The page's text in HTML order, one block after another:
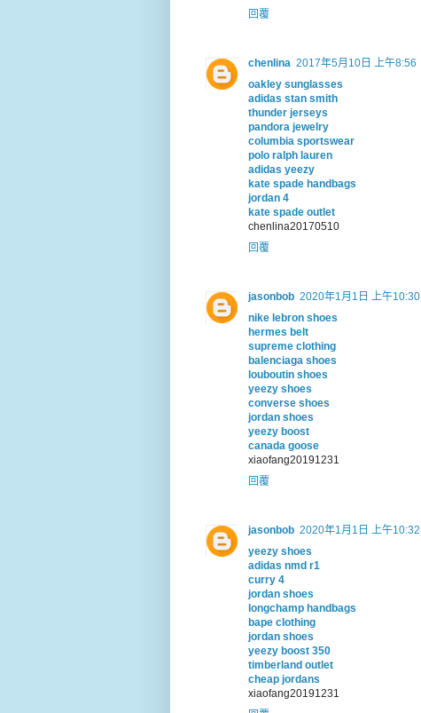
回覆
chenlina 2017年5月10日 上午8:56
oakley sunglasses
adidas stan smith
thunder jerseys
pandora jewelry
columbia sportswear
polo ralph lauren
adidas yeezy
kate spade handbags
jordan 4
kate spade outlet
chenlina20170510
回覆
jasonbob 2020年1月1日 上午10:30
nike lebron shoes
hermes belt
supreme clothing
balenciaga shoes
louboutin shoes
yeezy shoes
converse shoes
jordan shoes
yeezy boost
canada goose
xiaofang20191231
回覆
jasonbob 2020年1月1日 上午10:32
yeezy shoes
adidas nmd r1
curry 4
jordan shoes
longchamp handbags
bape clothing
jordan shoes
yeezy boost 350
timberland outlet
cheap jordans
xiaofang20191231